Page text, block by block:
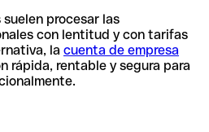
procesar las
con lentitud y con tarifas
la cuenta de empresa
rápida, rentable y segura para